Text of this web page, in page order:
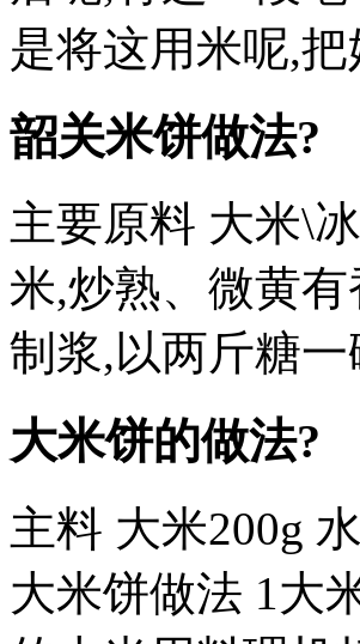
是将这用米呢,
韶关米饼做法?
主要原料 大米\
米,炒熟、微黄
制浆,以两斤糖
大米饼的做法?
主料 大米200g
大米饼做法 1大